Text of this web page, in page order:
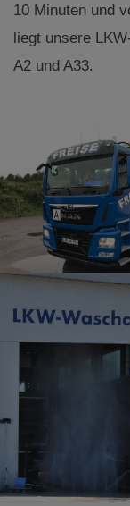
10 Minuten und
liegt unsere
A2 und A33.